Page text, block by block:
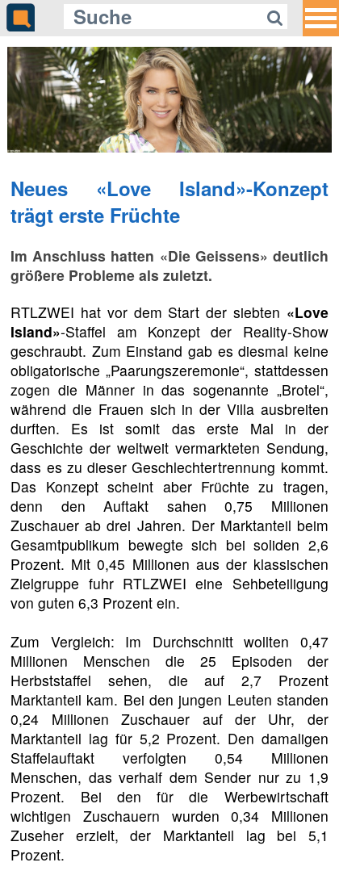
Neues «Love Island»-Konzept
trägt erste Früchte
Im Anschluss hatten «Die Geissens» deutlich
größere Probleme als zuletzt.
RTLZWEI hat vor dem Start der siebten «Love
Island»-Staffel am Konzept der Reality-Show
geschraubt. Zum Einstand gab es diesmal keine
obligatorische „Paarungszeremonie“, stattdessen
zogen die Männer in das sogenannte „Brotel“,
während die Frauen sich in der Villa ausbreiten
durften. Es ist somit das erste Mal in der
Geschichte der weltweit vermarkteten Sendung,
dass es zu dieser Geschlechtertrennung kommt.
Das Konzept scheint aber Früchte zu tragen,
denn den Auftakt sahen 0,75 Millionen
Zuschauer ab drei Jahren. Der Marktanteil beim
Gesamtpublikum bewegte sich bei soliden 2,6
Prozent. Mit 0,45 Millionen aus der klassischen
Zielgruppe fuhr RTLZWEI eine Sehbeteiligung
von guten 6,3 Prozent ein.
Zum Vergleich: Im Durchschnitt wollten 0,47
Millionen Menschen die 25 Episoden der
Herbststaffel sehen, die auf 2,7 Prozent
Marktanteil kam. Bei den jungen Leuten standen
0,24 Millionen Zuschauer auf der Uhr, der
Marktanteil lag für 5,2 Prozent. Den damaligen
Staffelauftakt verfolgten 0,54 Millionen
Menschen, das verhalf dem Sender nur zu 1,9
Prozent. Bei den für die Werbewirtschaft
wichtigen Zuschauern wurden 0,34 Millionen
Zuseher erzielt, der Marktanteil lag bei 5,1
Prozent.